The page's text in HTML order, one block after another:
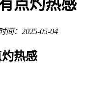
点灼热感
间：2025-05-04
热感